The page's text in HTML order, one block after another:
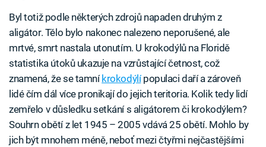
Byl totiž podle některých zdrojů napaden druhým z
aligátor. Tělo bylo nakonec nalezeno neporušené, ale
mrtvé, smrt nastala utonutím. U krokodýlů na Floridě
statistika útoků ukazuje na vzrůstající četnost, což
znamená, že se tamní krokodýlípopulaci daří a zároveň
lidé čím dál více pronikají do jejich teritoria. Kolik tedy lidí
zemřelo v důsledku setkání s aligátorem či krokodýlem?
Souhrn obětí z let 1945 – 2005 vdává 25 obětí. Mohlo by
jich být mnohem méně, neboť mezi čtyřmi nejčastějšími